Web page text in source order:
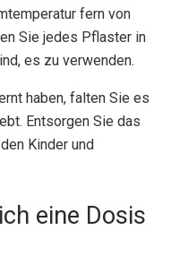
fern von
Sie jedes Pflaster in
es zu verwenden.
haben, falten Sie es
Entsorgen Sie das
Kinder und
eine Dosis